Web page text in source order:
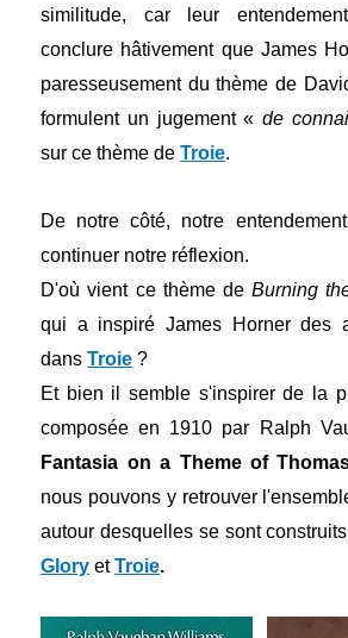
similitude, car leur
conclure hâtivement que James
paresseusement du thème de
formulent un jugement « de
sur ce thème deTroie.
De notre côté, notre
continuer notre réflexion.
D'où vient ce thème deBurning
qui a inspiré James Horner des
dansTroie ?
Et bien il semble s'inspirer de la
composée en 1910 par Ralph
Fantasia on a Theme of
nous pouvons y retrouver
autour desquelles se sont
Glory etTroie.